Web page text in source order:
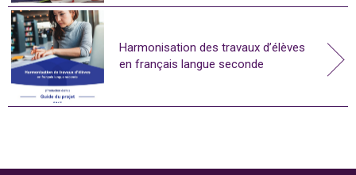
Harmonisation des travaux d’élèves
en français langue seconde